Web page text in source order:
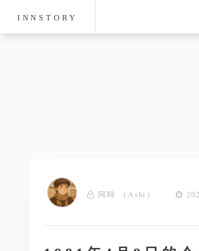
INNSTORY
阿時 （Ashi）